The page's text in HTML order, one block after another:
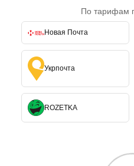
По тарифам
Новая Почта
Укрпочта
ROZETKA